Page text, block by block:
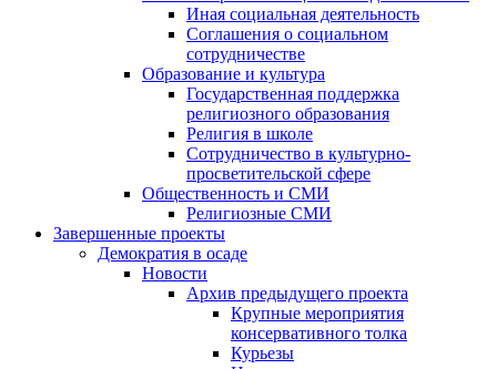
Иная социальная деятельность
Соглашения о социальном
сотрудничестве
Образование и культура
Государственная поддержка
религиозного образования
Религия в школе
Сотрудничество в культурно-
просветительской сфере
Общественность и СМИ
Религиозные СМИ
Завершенные проекты
Демократия в осаде
Новости
Архив предыдущего проекта
Крупные мероприятия
консервативного толка
Курьезы